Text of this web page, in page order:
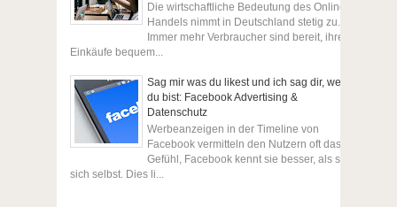
Die wirtschaftliche Bedeutung des Online-
Handels nimmt in Deutschland stetig zu.
Immer mehr Verbraucher sind bereit, ihre
Einkäufe bequem...
Sag mir was du likest und ich sag dir, wer
du bist: Facebook Advertising &
Datenschutz
Werbeanzeigen in der Timeline von
Facebook vermitteln den Nutzern oft das
Gefühl, Facebook kennt sie besser, als sie
sich selbst. Dies li...